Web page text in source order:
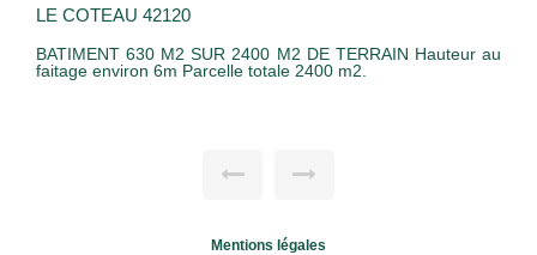
LE COTEAU 42120
BATIMENT 630 M2 SUR 2400 M2 DE TERRAIN Hauteur au
faitage environ 6m Parcelle totale 2400 m2.
Mentions légales